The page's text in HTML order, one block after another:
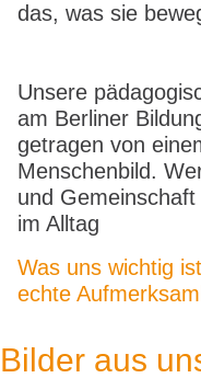
das, was sie
Unsere
am Berliner
getragen von
Menschenbild.
und
im Alltag
Was uns wichtig
echte
Bilder aus